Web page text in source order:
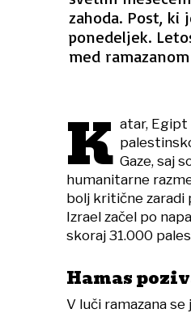
zahoda. Post, ki
ponedeljek.
med
K atar, Egipt
Gaze, saj
humanitarne
bolj kritične zaradi
Izrael začel po
skoraj 31.000
Hamas
V luči ramazana